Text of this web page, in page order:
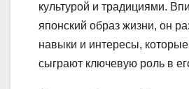
культурой и традициями.
японский образ жизни, он
навыки и интересы,
сыграют ключевую роль в